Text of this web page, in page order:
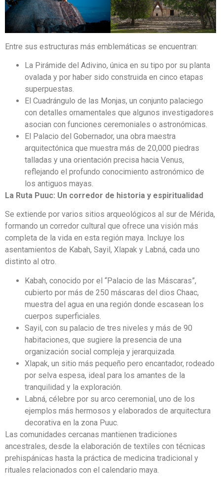
Entre sus estructuras más emblemáticas se encuentran:
La Pirámide del Adivino, única en su tipo por su planta
ovalada y por haber sido construida en cinco etapas
superpuestas.
El Cuadrángulo de las Monjas, un conjunto palaciego
con detalles ornamentales que algunos investigadores
asocian con funciones ceremoniales o astronómicas.
El Palacio del Gobernador, una obra maestra
arquitectónica que muestra más de 20,000 piedras
talladas y una orientación precisa hacia Venus,
reflejando el profundo conocimiento astronómico de
los antiguos mayas.
La Ruta Puuc: Un corredor de historia y espiritualidad
Se extiende por varios sitios arqueológicos al sur de Mérida,
formando un corredor cultural que ofrece una visión más
completa de la vida en esta región maya. Incluye los
asentamientos de Kabah, Sayil, Xlapak y Labná, cada uno
distinto al otro.
Kabah, conocido por el “Palacio de las Máscaras”,
cubierto por más de 250 máscaras del dios Chaac,
muestra del agua en una región donde escasean los
cuerpos superficiales.
Sayil, con su palacio de tres niveles y más de 90
habitaciones, que sugiere la presencia de una
organización social compleja y jerarquizada.
Xlapak, un sitio más pequeño pero encantador, rodeado
por selva espesa, ideal para los amantes de la
tranquilidad y la exploración.
Labná, célebre por su arco ceremonial, uno de los
ejemplos más hermosos y elaborados de arquitectura
decorativa en la zona Puuc.
Las comunidades cercanas mantienen tradiciones
ancestrales, desde la elaboración de textiles con técnicas
prehispánicas hasta la práctica de medicina tradicional y
rituales relacionados con el calendario maya.